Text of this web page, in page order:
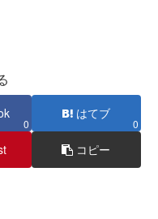
0
はてブ
0
コピー